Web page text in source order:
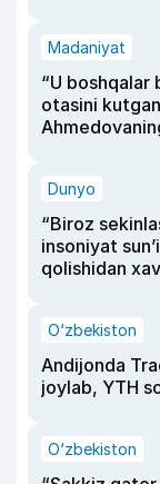
Madaniyat
“U boshqalar
otasini
Dunyo
“Biroz
insoniyat
qolishidan
O‘zbekiston
Andijonda
joylab, YTH
O‘zbekiston